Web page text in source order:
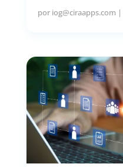
por iog@ciraapps.com |